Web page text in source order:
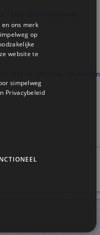
intypen
- intypen
met de uitkomst - verbinden
ons merk
op
website te
simpelweg
Privacybeleid